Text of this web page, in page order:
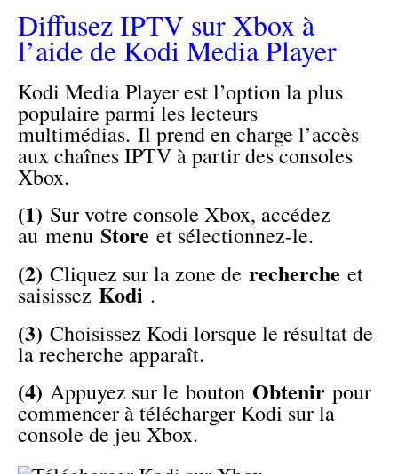
Diffusez IPTV sur Xbox à
l’aide de Kodi Media Player
Kodi Media Player est l’option la plus
populaire parmi les lecteurs
multimédias. Il prend en charge l’accès
aux chaînes IPTV à partir des consoles
Xbox.
(1) Sur votre console Xbox, accédez
au menu Store et sélectionnez-le.
(2) Cliquez sur la zone de recherche et
saisissez Kodi .
(3) Choisissez Kodi lorsque le résultat de
la recherche apparaît.
(4) Appuyez sur le bouton Obtenir pour
commencer à télécharger Kodi sur la
console de jeu Xbox.